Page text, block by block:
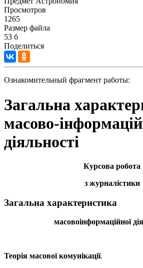
Просмотров
1265
Размер файла
53 б
Поделиться
Ознакомительный фрагмент работы:
Загальна
масово-
діяльності
Курсова робота
з журналістики
Загальна характеристика
масовоінформаційної
Теорія масової комунікації.